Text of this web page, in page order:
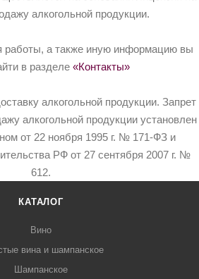
алкогольной продукции.
работы, а также иную информацию вы
в разделе «Контакты»
алкогольной продукции. Запрет
алкогольной продукции установлен
от 22 ноября 1995 г. № 171-ФЗ и
РФ от 27 сентября 2007 г. №
612.
КАТАЛОГ
Вино
вина и шампанское
Шампанское